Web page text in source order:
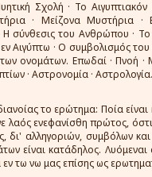
Σχολή · Το
· Μείζονα Μυστήρια ·
Η σύνθεσις του Ανθρώπου ·
Αιγύπτω · Ο συμβολισμός
ονομάτων. Επωδαί · Πνοή ·
· Αστρονομία · Αστρολογία.
το ερώτημα: Ποία
ενεφανίσθη πρώτος,
δι' αλληγοριών, συμβόλων
είναι κατάδηλος. Λυόμεναι
τω νω μας επίσης ως